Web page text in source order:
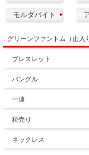
モルダバイト
グリーンファントム（山入
ブレスレット
バングル
一連
粒売り
ネックレス